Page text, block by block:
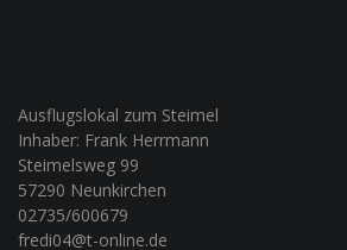
Ausflugslokal zum Steimel
Inhaber: Frank Herrmann
Steimelsweg 99
57290 Neunkirchen
02735/600679
fredi04@t-online.de